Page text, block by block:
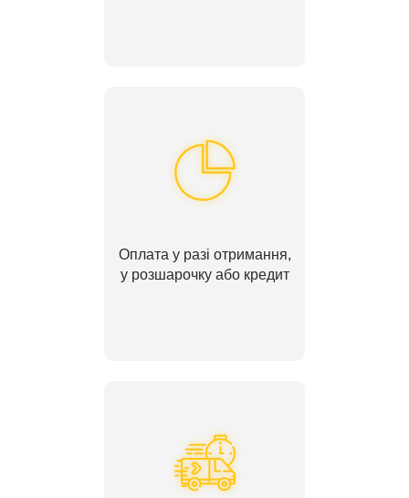
Оплата у разі отримання,
у розшарочку або кредит